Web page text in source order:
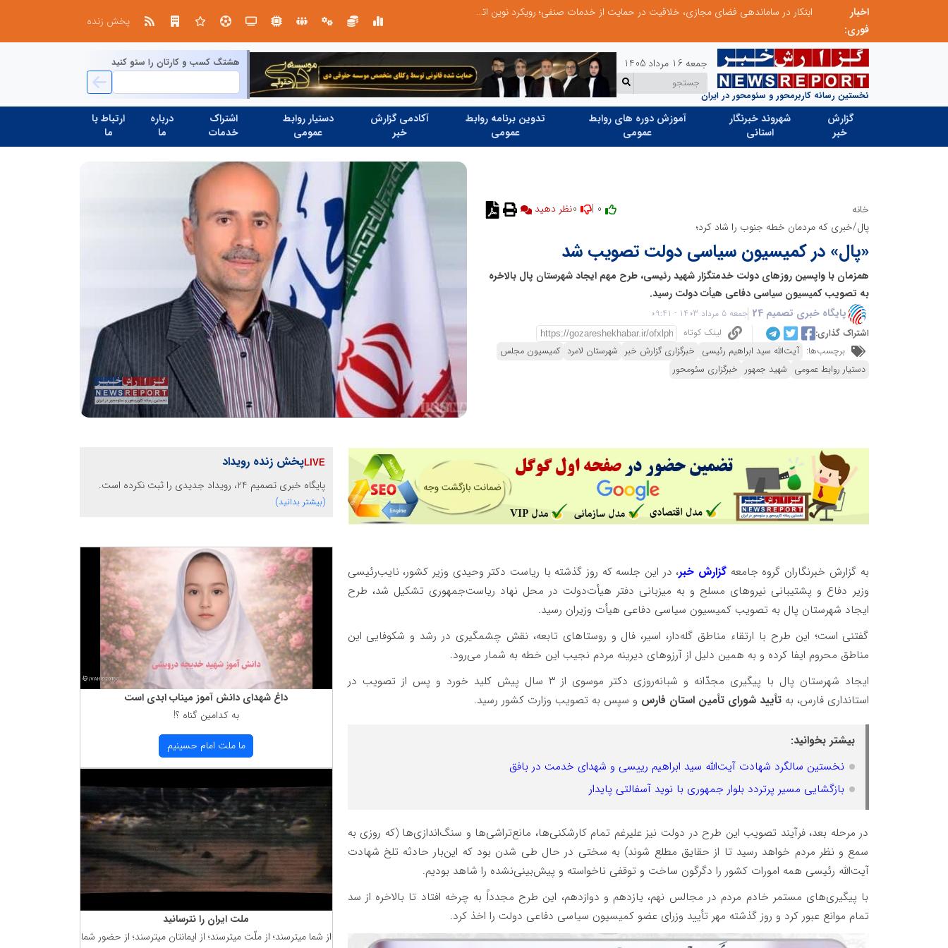
اخبار
فوری:
طرحواره های فعال شده در پساجنگ؛ هشدار دکتر یاراحمد: مراقب اخبار زرد و واکنش های هیجانی باشید
پخش زنده
نخستین رسانه کاربرمحور و سئومحور در ایران
جمعه 16 مرداد 1405 هشتگ کسب و کارتان را سئو کنید
گزارش
خبر
شهروند خبرنگار
استانی
آموزش دوره های روابط
عمومی
تدوین برنامه روابط
عمومی
آکادمی گزارش
خبر
دستیار روابط
عمومی
اشتراک
خدمات
درباره
ما
ارتباط با
ما
خانه
نظر دهید
پال/خبری که مردمان خطه جنوب را شاد کرد؛
«پال» در کمیسیون سیاسی دولت تصویب شد
همزمان با واپسین روزهای دولت خدمتگزار شهید رئیسی، طرح مهم ایجاد شهرستان پال بالاخره
به تصویب کمیسیون سیاسی دفاعی هیأت دولت رسید.
پایگاه خبری تصمیم 24
جمعه 5 مرداد 1403 - 09:41
اشتراک گذاری:
لینک کوتاه
برچسب‌ها: آیت‌الله سید ابراهیم رئیسی خبرگزاری گزارش خبر شهرستان لامرد کمیسیون مجلس
دستیار روابط عمومی شهید جمهور خبرگزاری سئومحور
به گزارش خبرنگاران گروه جامعه گزارش خبر، در این جلسه که روز گذشته با ریاست دکتر وحیدی وزیر کشور، نایب‌رئیسی
وزیر دفاع و پشتیبانی نیروهای مسلح و به میزبانی دفتر هیأت‌دولت در محل نهاد ریاست‌جمهوری تشکیل شد، طرح
ایجاد شهرستان پال به تصویب کمیسیون سیاسی دفاعی هیأت وزیران رسید.
گفتنی است؛ این طرح با ارتقاء مناطق گله‌دار، اسیر، فال و روستاهای تابعه، نقش چشمگیری در رشد و شکوفایی این
مناطق محروم ایفا کرده و به همین دلیل از آرزوهای دیرینه مردم نجیب این خطه به شمار می‌رود.
ایجاد شهرستان پال با پیگیری مجدّانه و شبانه‌روزی دکتر موسوی از ۳ سال پیش کلید خورد و پس از تصویب در
استانداری فارس، به تأیید شورای تأمین استان فارس و سپس به تصویب وزارت کشور رسید.
بیشتر بخوانید:
نخستین سالگرد شهادت آیت‌الله سید ابراهیم رییسی و شهدای خدمت در بافق
بازگشایی مسیر پرتردد بلوار جمهوری با نوید آسفالتی پایدار
در مرحله بعد، فرآیند تصویب این طرح در دولت نیز علیرغم تمام کارشکنی‌ها، مانع‌تراشی‌ها و سنگ‌اندازی‌ها (که روزی به
سمع و نظر مردم خواهد رسید تا از حقایق مطلع شوند) به‌ سختی در حال طی شدن بود که این‌بار حادثه تلخ شهادت
آیت‌الله رئیسی همه‌ امورات کشور را دگرگون ساخت و توقفی ناخواسته و پیش‌بینی‌نشده را شاهد بودیم.
با پیگیری‌های مستمر خادم مردم در مجالس نهم، یازدهم و دوازدهم، این طرح مجدداً به چرخه افتاد تا بالاخره از سد
تمام موانع عبور کرد و روز گذشته مهر تأیید وزرای عضو کمیسیون سیاسی دفاعی دولت را اخذ کرد.
پخش زنده رویداد
پایگاه خبری تصمیم 24، رویداد جدیدی را ثبت نکرده است.
(بیشتر بدانید)
داغ شهدای دانش آموز میناب ابدی است
به كدامین گناه ؟!
ما ملت امام حسینیم
ملت ایران را نترسانید
از شما میترسند؛ از ملّت میترسند؛ از ایمانتان میترسند؛ از حضور شما